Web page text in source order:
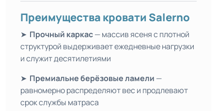
Преимущества кровати Salerno
➤ Прочный каркас— массив ясеня с плотной
структурой выдерживает ежедневные нагрузки
и служит десятилетиями
➤ Премиальне берёзовые ламели —
равномерно распределяют вес и продлевают
срок службы матраса